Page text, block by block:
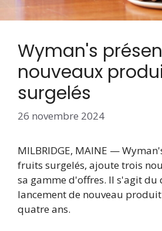
Wyman's
nouveaux
surgelés
26 novembre 2024
MILBRIDGE, MAINE —
fruits surgelés, ajoute trois
sa gamme d'offres. Il s'agit du
lancement de nouveau
quatre ans.